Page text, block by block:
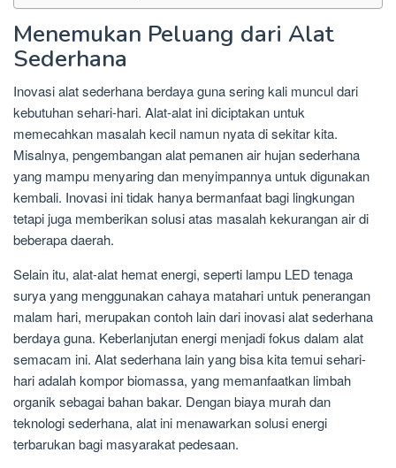
Menemukan Peluang dari Alat
Sederhana
Inovasi alat sederhana berdaya guna sering kali muncul dari
kebutuhan sehari-hari. Alat-alat ini diciptakan untuk
memecahkan masalah kecil namun nyata di sekitar kita.
Misalnya, pengembangan alat pemanen air hujan sederhana
yang mampu menyaring dan menyimpannya untuk digunakan
kembali. Inovasi ini tidak hanya bermanfaat bagi lingkungan
tetapi juga memberikan solusi atas masalah kekurangan air di
beberapa daerah.
Selain itu, alat-alat hemat energi, seperti lampu LED tenaga
surya yang menggunakan cahaya matahari untuk penerangan
malam hari, merupakan contoh lain dari inovasi alat sederhana
berdaya guna. Keberlanjutan energi menjadi fokus dalam alat
semacam ini. Alat sederhana lain yang bisa kita temui sehari-
hari adalah kompor biomassa, yang memanfaatkan limbah
organik sebagai bahan bakar. Dengan biaya murah dan
teknologi sederhana, alat ini menawarkan solusi energi
terbarukan bagi masyarakat pedesaan.